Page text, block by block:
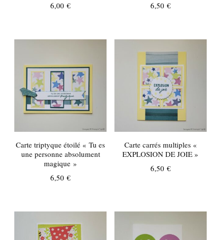
6,00€
6,50 €
Carte triptyque étoilé « Tu es
une personne absolument
magique »
6,50€
Carte carrés multiples «
EXPLOSION DE JOIE »
6,50 €